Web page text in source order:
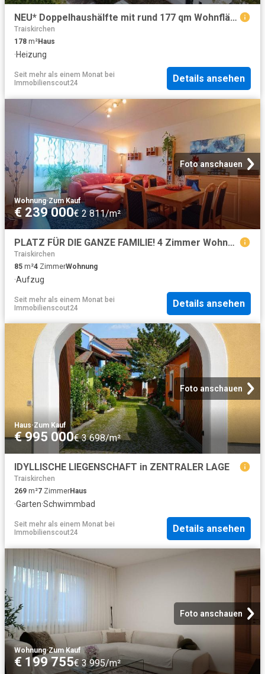
NEU* Doppelhaushälfte mit rund 177 qm Wohnfläche! Tribuswinkel / Baden bei Wien
Traiskirchen
178 m²Haus
·Heizung
Seit mehr als einem Monat bei
Immobilienscout24
Details ansehen
Foto anschauen
Wohnung·Zum Kauf
€ 239 000€ 2 811/m²
PLATZ FÜR DIE GANZE FAMILIE! 4 Zimmer Wohnung in Wienersdorf mit großer Loggia zu kaufen!
Traiskirchen
85 m²4 ZimmerWohnung
·Aufzug
Seit mehr als einem Monat bei
Immobilienscout24
Details ansehen
Foto anschauen
Haus·Zum Kauf
€ 995 000€ 3 698/m²
IDYLLISCHE LIEGENSCHAFT in ZENTRALER LAGE
Traiskirchen
269 m²7 ZimmerHaus
·Garten·Schwimmbad
Seit mehr als einem Monat bei
Immobilienscout24
Details ansehen
Foto anschauen
Wohnung·Zum Kauf
€ 199 755€ 3 995/m²